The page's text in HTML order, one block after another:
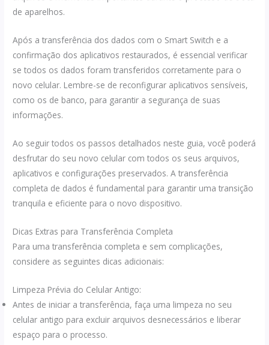
de aparelhos.
Após a transferência dos dados com o Smart Switch e a
confirmação dos aplicativos restaurados, é essencial verificar
se todos os dados foram transferidos corretamente para o
novo celular. Lembre-se de reconfigurar aplicativos sensíveis,
como os de banco, para garantir a segurança de suas
informações.
Ao seguir todos os passos detalhados neste guia, você poderá
desfrutar do seu novo celular com todos os seus arquivos,
aplicativos e configurações preservados. A transferência
completa de dados é fundamental para garantir uma transição
tranquila e eficiente para o novo dispositivo.
Dicas Extras para Transferência Completa
Para uma transferência completa e sem complicações,
considere as seguintes dicas adicionais:
Limpeza Prévia do Celular Antigo:
Antes de iniciar a transferência, faça uma limpeza no seu
celular antigo para excluir arquivos desnecessários e liberar
espaço para o processo.